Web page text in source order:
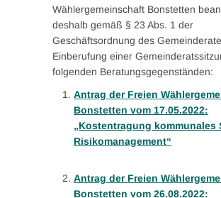
Wählergemeinschaft Bonstetten
deshalb gemäß § 23 Abs. 1 der
Geschäftsordnung des
Einberufung einer
folgenden Beratungsgegenständen:
Antrag der Freien
Bonstetten vom 17.05.2022:
„Kostentragung kommunales
Risikomanagement“
Antrag der Freien
Bonstetten vom 26.08.2022: